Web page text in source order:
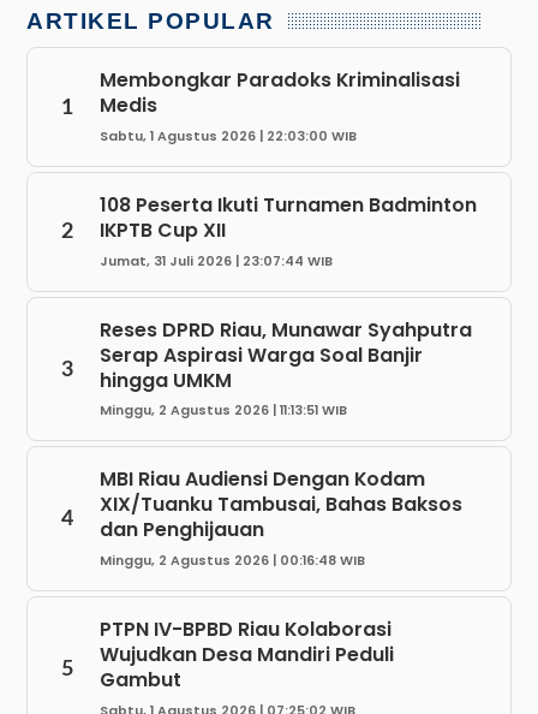
ARTIKEL POPULAR
1
Membongkar Paradoks Kriminalisasi
Medis
Sabtu, 1 Agustus 2026 | 22:03:00 WIB
2
108 Peserta Ikuti Turnamen Badminton
IKPTB Cup XII
Jumat, 31 Juli 2026 | 23:07:44 WIB
3
Reses DPRD Riau, Munawar Syahputra
Serap Aspirasi Warga Soal Banjir
hingga UMKM
Minggu, 2 Agustus 2026 | 11:13:51 WIB
4
MBI Riau Audiensi Dengan Kodam
XIX/Tuanku Tambusai, Bahas Baksos
dan Penghijauan
Minggu, 2 Agustus 2026 | 00:16:48 WIB
5
PTPN IV-BPBD Riau Kolaborasi
Wujudkan Desa Mandiri Peduli
Gambut